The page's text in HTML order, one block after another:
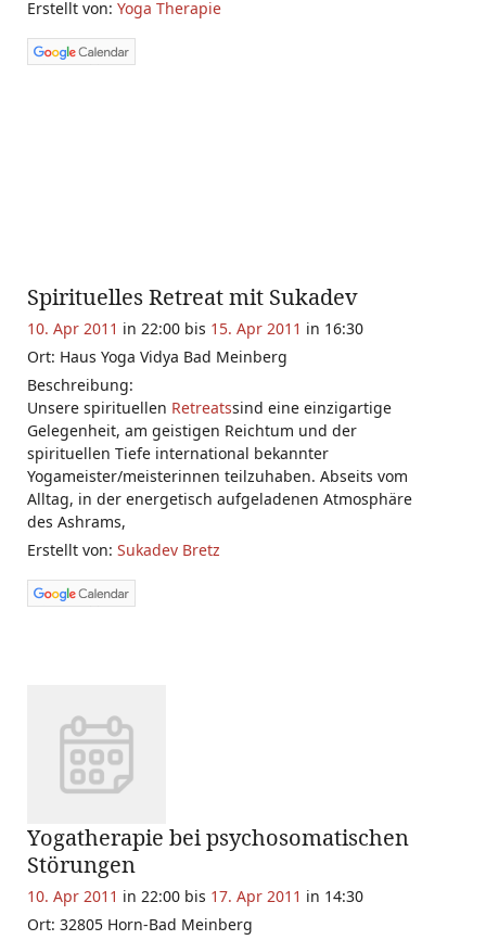
Erstellt von: Yoga Therapie
Spirituelles Retreat mit Sukadev
10. Apr 2011 in 22:00 bis 15. Apr 2011 in 16:30
Ort: Haus Yoga Vidya Bad Meinberg
Beschreibung:
Unsere spirituellen Retreatssind eine einzigartige
Gelegenheit, am geistigen Reichtum und der
spirituellen Tiefe international bekannter
Yogameister/meisterinnen teilzuhaben. Abseits vom
Alltag, in der energetisch aufgeladenen Atmosphäre
des Ashrams,
Erstellt von: Sukadev Bretz
Yogatherapie bei psychosomatischen
Störungen
10. Apr 2011 in 22:00 bis 17. Apr 2011 in 14:30
Ort: 32805 Horn-Bad Meinberg